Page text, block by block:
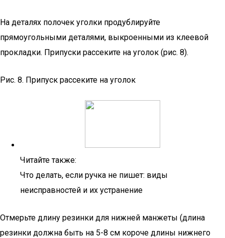
На деталях полочек уголки продублируйте
прямоугольными деталями, выкроенными из клеевой
прокладки. Припуски рассеките на уголок (рис. 8).
Рис. 8. Припуск рассеките на уголок
Читайте также:
Что делать, если ручка не пишет: виды
неисправностей и их устранение
Отмерьте длину резинки для нижней манжеты (длина
резинки должна быть на 5-8 см короче длины нижнего